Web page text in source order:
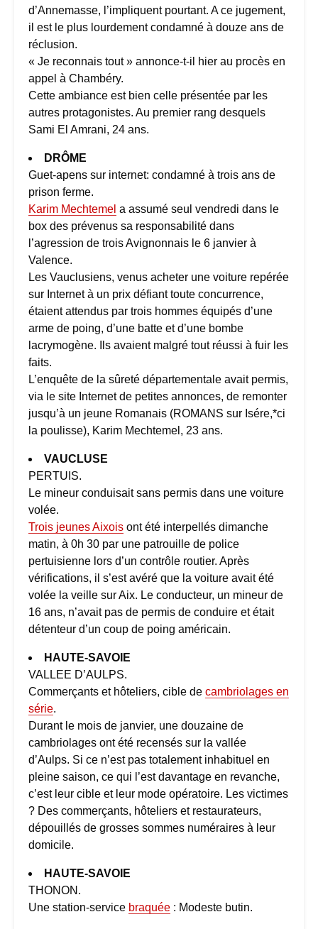
d’Annemasse, l’impliquent pourtant. A ce jugement,
il est le plus lourdement condamné à douze ans de
réclusion.
« Je reconnais tout » annonce-t-il hier au procès en
appel à Chambéry.
Cette ambiance est bien celle présentée par les
autres protagonistes. Au premier rang desquels
Sami El Amrani, 24 ans.
DRÔME
Guet-apens sur internet: condamné à trois ans de
prison ferme.
Karim Mechtemel a assumé seul vendredi dans le
box des prévenus sa responsabilité dans
l’agression de trois Avignonnais le 6 janvier à
Valence.
Les Vauclusiens, venus acheter une voiture repérée
sur Internet à un prix défiant toute concurrence,
étaient attendus par trois hommes équipés d’une
arme de poing, d’une batte et d’une bombe
lacrymogène. Ils avaient malgré tout réussi à fuir les
faits.
L’enquête de la sûreté départementale avait permis,
via le site Internet de petites annonces, de remonter
jusqu’à un jeune Romanais (ROMANS sur Isére,*ci
la poulisse), Karim Mechtemel, 23 ans.
VAUCLUSE
PERTUIS.
Le mineur conduisait sans permis dans une voiture
volée.
Trois jeunes Aixois ont été interpellés dimanche
matin, à 0h 30 par une patrouille de police
pertuisienne lors d’un contrôle routier. Après
vérifications, il s’est avéré que la voiture avait été
volée la veille sur Aix. Le conducteur, un mineur de
16 ans, n’avait pas de permis de conduire et était
détenteur d’un coup de poing américain.
HAUTE-SAVOIE
VALLEE D’AULPS.
Commerçants et hôteliers, cible de cambriolages en
série.
Durant le mois de janvier, une douzaine de
cambriolages ont été recensés sur la vallée
d’Aulps. Si ce n’est pas totalement inhabituel en
pleine saison, ce qui l’est davantage en revanche,
c’est leur cible et leur mode opératoire. Les victimes
? Des commerçants, hôteliers et restaurateurs,
dépouillés de grosses sommes numéraires à leur
domicile.
HAUTE-SAVOIE
THONON.
Une station-service braquée : Modeste butin.